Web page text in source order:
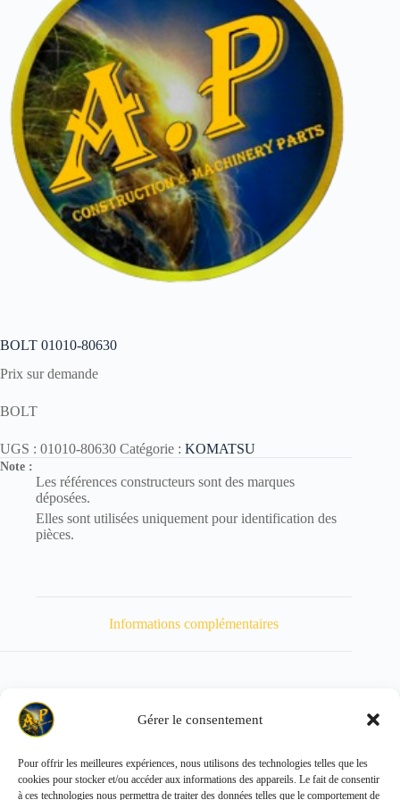
Gérer le consentement
Pour offrir les meilleures expériences, nous utilisons des technologies telles que les
cookies pour stocker et/ou accéder aux informations des appareils. Le fait de consentir
à ces technologies nous permettra de traiter des données telles que le comportement de
BOLT 01010-80630
Prix sur demande
BOLT
UGS : 01010-80630 Catégorie : KOMATSU
Note :
Les références constructeurs sont des marques
déposées.
Elles sont utilisées uniquement pour identification des
pièces.
Informations complémentaires
Poids 8 kg
Copyright © 2026 - ALL PARTS FRANCE SAS